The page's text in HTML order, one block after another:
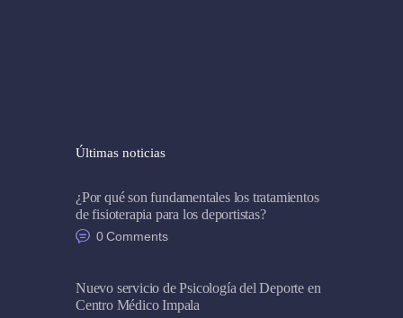
Últimas noticias
¿Por qué son fundamentales los tratamientos
de fisioterapia para los deportistas?
0 Comments
Nuevo servicio de Psicología del Deporte en
Centro Médico Impala